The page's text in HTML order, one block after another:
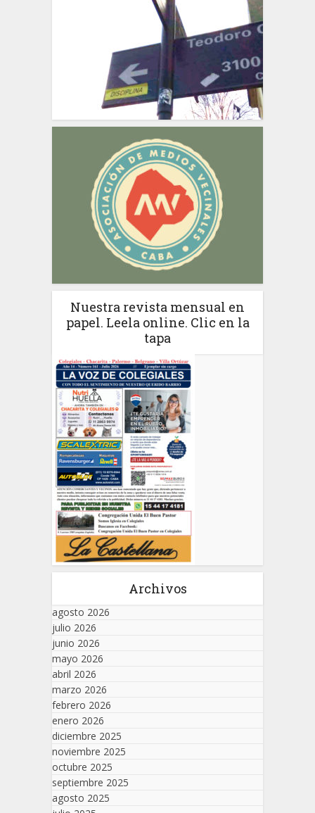
Nuestra revista mensual en
papel. Leela online. Clic en la
tapa
Archivos
agosto 2026
julio 2026
junio 2026
mayo 2026
abril 2026
marzo 2026
febrero 2026
enero 2026
diciembre 2025
noviembre 2025
octubre 2025
septiembre 2025
agosto 2025